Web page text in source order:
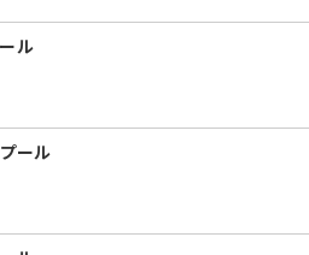
ル
ール